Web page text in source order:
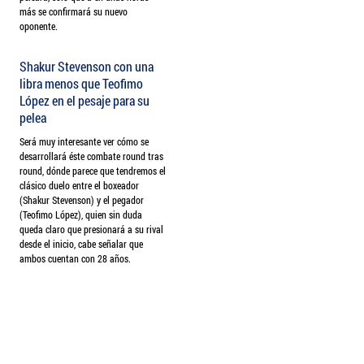
más se confirmará su nuevo
oponente.
Shakur Stevenson con una
libra menos que Teofimo
López en el pesaje para su
pelea
Será muy interesante ver cómo se
desarrollará éste combate round tras
round, dónde parece que tendremos el
clásico duelo entre el boxeador
(Shakur Stevenson) y el pegador
(Teofimo López), quien sin duda
queda claro que presionará a su rival
desde el inicio, cabe señalar que
ambos cuentan con 28 años.